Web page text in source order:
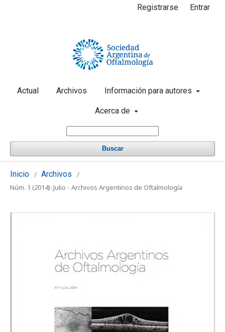
Actual Archivos Información para autores
Acerca de
Buscar
Registrarse Entrar
Inicio / Archivos /
Núm. 1 (2014): Julio - Archivos Argentinos de Oftalmología